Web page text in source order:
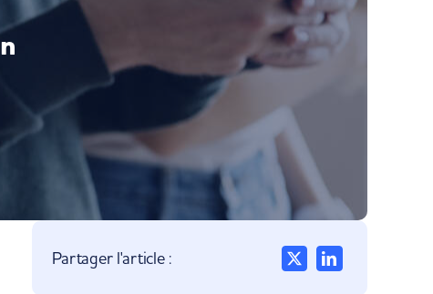
Partager l'article :